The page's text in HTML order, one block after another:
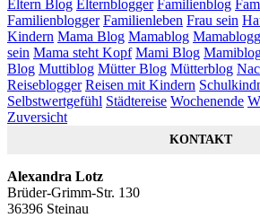
Eltern Blog Elternblogger Familienblog
Familienblogger Familienleben Frau sein
Kindern Mama Blog Mamablog
sein Mama steht Kopf Mami Blog
Blog Muttiblog Mütter Blog Mütterblog
Reiseblogger Reisen mit Kindern
Selbstwertgefühl Städtereise Wochenende
Zuversicht
KONTAKT
Alexandra Lotz
Brüder-Grimm-Str. 130
36396 Steinau